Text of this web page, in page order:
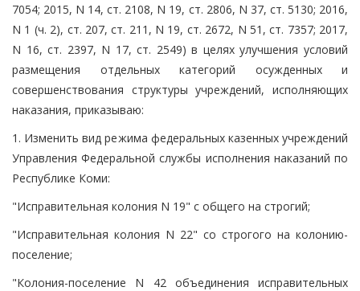
7054; 2015, N 14, ст. 2108, N 19, ст. 2806, N 37, ст. 5130; 2016,
N 1 (ч. 2), ст. 207, ст. 211, N 19, ст. 2672, N 51, ст. 7357; 2017,
N 16, ст. 2397, N 17, ст. 2549) в целях улучшения условий
размещения отдельных категорий осужденных и
совершенствования структуры учреждений, исполняющих
наказания, приказываю:
1. Изменить вид режима федеральных казенных учреждений
Управления Федеральной службы исполнения наказаний по
Республике Коми:
"Исправительная колония N 19" с общего на строгий;
"Исправительная колония N 22" со строгого на колонию-
поселение;
"Колония-поселение N 42 объединения исправительных